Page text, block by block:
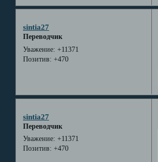
sintia27
Переводчик
Уважение: +11371
Позитив: +470
sintia27
Переводчик
Уважение: +11371
Позитив: +470